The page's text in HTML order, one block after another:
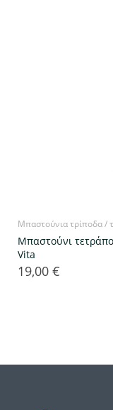
Μπαστούνια τρίποδα /
Μπαστούνι
Vita
Τιμή
19,00 €